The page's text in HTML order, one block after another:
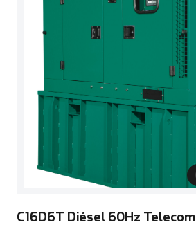
C16D6T Diésel 60Hz Telecom